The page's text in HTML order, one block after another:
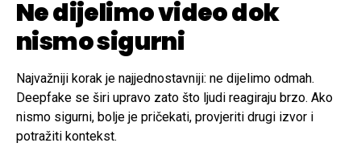
Ne dijelimo video dok
nismo sigurni
Najvažniji korak je najjednostavniji: ne dijelimo odmah.
Deepfake se širi upravo zato što ljudi reagiraju brzo. Ako
nismo sigurni, bolje je pričekati, provjeriti drugi izvor i
potražiti kontekst.